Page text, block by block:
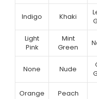
Indigo Khaki
Light
Pink
Mint
Green
None Nude
Orange Peach